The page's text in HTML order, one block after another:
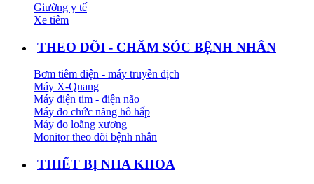
Giường y tế
Xe tiêm
THEO DÕI - CHĂM SÓC BỆNH NHÂN
Bơm tiêm điện - máy truyền dịch
Máy X-Quang
Máy điện tim - điện não
Máy đo chức năng hô hấp
Máy đo loãng xương
Monitor theo dõi bệnh nhân
THIẾT BỊ NHA KHOA